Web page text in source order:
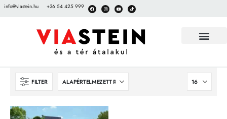
info@viastein.hu +36 54 425 999
FILTER